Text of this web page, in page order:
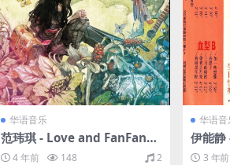
华语音乐
范玮琪 - Love and FanFan
（2011/FLAC/分轨/259M）
4 年前 148 2
华语音
伊能静
988/3 年前